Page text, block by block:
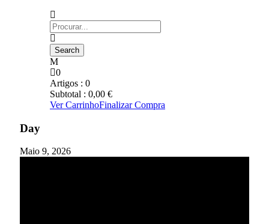
0
Artigos : 0
Subtotal : 0,00 €
Ver CarrinhoFinalizar Compra
Day
Maio 9, 2026